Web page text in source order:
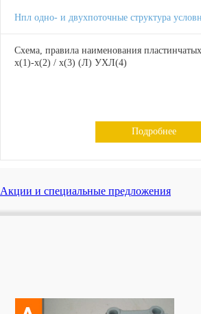
Нпл одно- и двухпоточные структура
Схема, правила наименования
х(1)-х(2) / х(3) (Л) УХЛ(4)
Подробнее
Акции и специальные предложения